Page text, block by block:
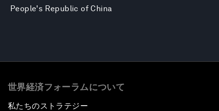
People's Republic of China
世界経済フォーラムについて
私たちのストラテジー